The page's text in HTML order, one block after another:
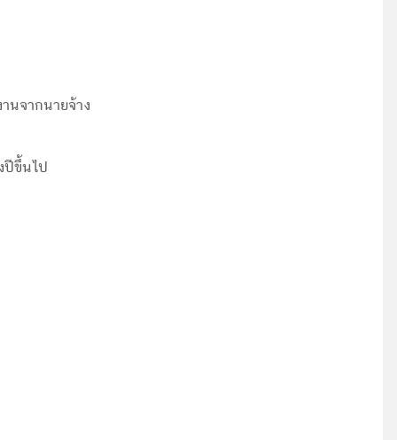
นจากนายจ้าง
ปีขึ้นไป